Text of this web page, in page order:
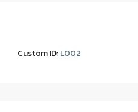
Custom ID:L002